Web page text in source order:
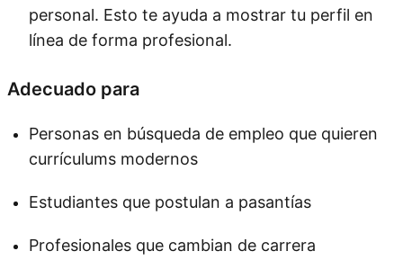
personal. Esto te ayuda a mostrar tu perfil en
línea de forma profesional.
Adecuado para
Personas en búsqueda de empleo que quieren
currículums modernos
Estudiantes que postulan a pasantías
Profesionales que cambian de carrera